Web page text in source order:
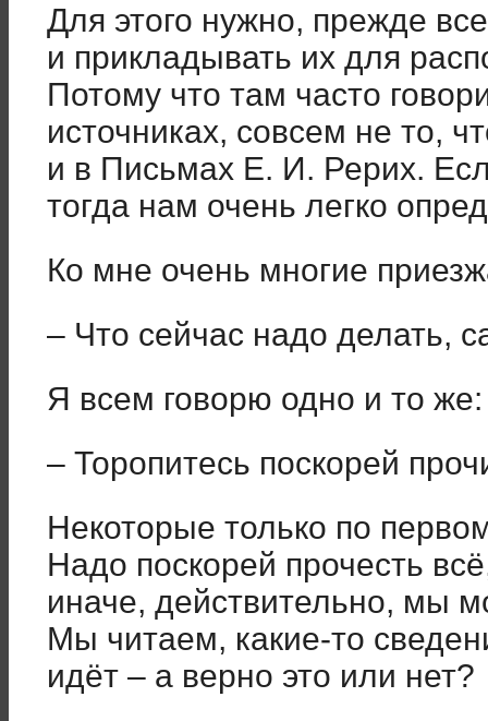
Для этого нужно, прежде
и прикладывать их для
Потому что там часто
источниках, совсем не то,
и в Письмах Е. И. Рерих.
тогда нам очень легко
Ко мне очень многие
– Что сейчас надо делать,
Я всем говорю одно и то же:
– Торопитесь поскорей
Некоторые только по
Надо поскорей прочесть
иначе, действительно, мы
Мы читаем, какие-то
идёт – а верно это или нет?